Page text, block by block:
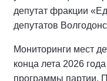
депутат фракции
депутатов
Мониторинги мест
конца лета 2026
программы партии.